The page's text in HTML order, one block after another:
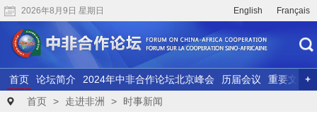
2026年8月9日 星期日 English Français
首页 论坛简介 2024年中非合作论坛北京峰会 历届会议
重要文献
联合研究
精彩视频
首页 > 走进非洲 > 时事新闻